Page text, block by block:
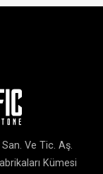
Ve Tic. Aş.
Kümesi